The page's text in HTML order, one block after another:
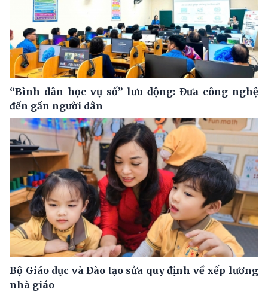
“Bình dân học vụ số” lưu động: Đưa công nghệ
đến gần người dân
Bộ Giáo dục và Đào tạo sửa quy định về xếp lương
nhà giáo